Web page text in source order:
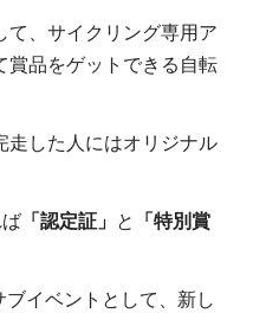
て、サイクリング専用ア
賞品をゲットできる自転
走した人にはオリジナル
「認定証」 と 「特別賞
イベントとして、新し